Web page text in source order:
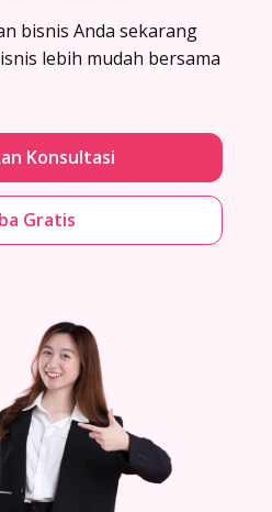
bisnis Anda sekarang
lebih mudah bersama
Konsultasi
Gratis